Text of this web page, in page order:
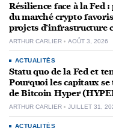
Résilience face à la Fed
du marché crypto
projets d’infrastructure
ARTHUR CARLIER AOÛT 3, 2026
ACTUALITÉS
Statu quo de la Fed et
Pourquoi les capitaux
de Bitcoin Hyper
ARTHUR CARLIER JUILLET 31,
ACTUALITÉS